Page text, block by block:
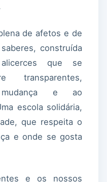
de afetos e de
construída
que se
transparentes,
e ao
escola solidária,
que respeita o
e onde se gosta
e os nossos